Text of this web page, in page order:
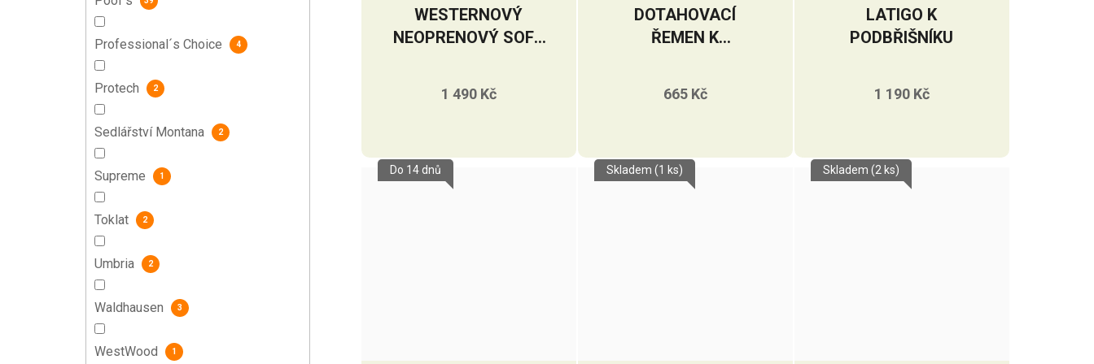
Professional´s Choice 4
Protech 2
Sedlářství Montana 2
Supreme 1
Toklat 2
Umbria 2
Waldhausen 3
WestWood 1
WESTERNOVÝ
NEOPRENOVÝ SOFT
1 490 Kč
DOTAHOVACÍ
ŘEMEN K
665 Kč
LATIGO K
PODBŘIŠNÍKU
1 190 Kč
Do 14 dnů Skladem (1 ks) Skladem (2 ks)